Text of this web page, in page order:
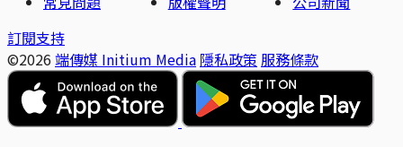
訂閱支持
©2026 端傳媒 Initium Media 隱私政策 服務條款